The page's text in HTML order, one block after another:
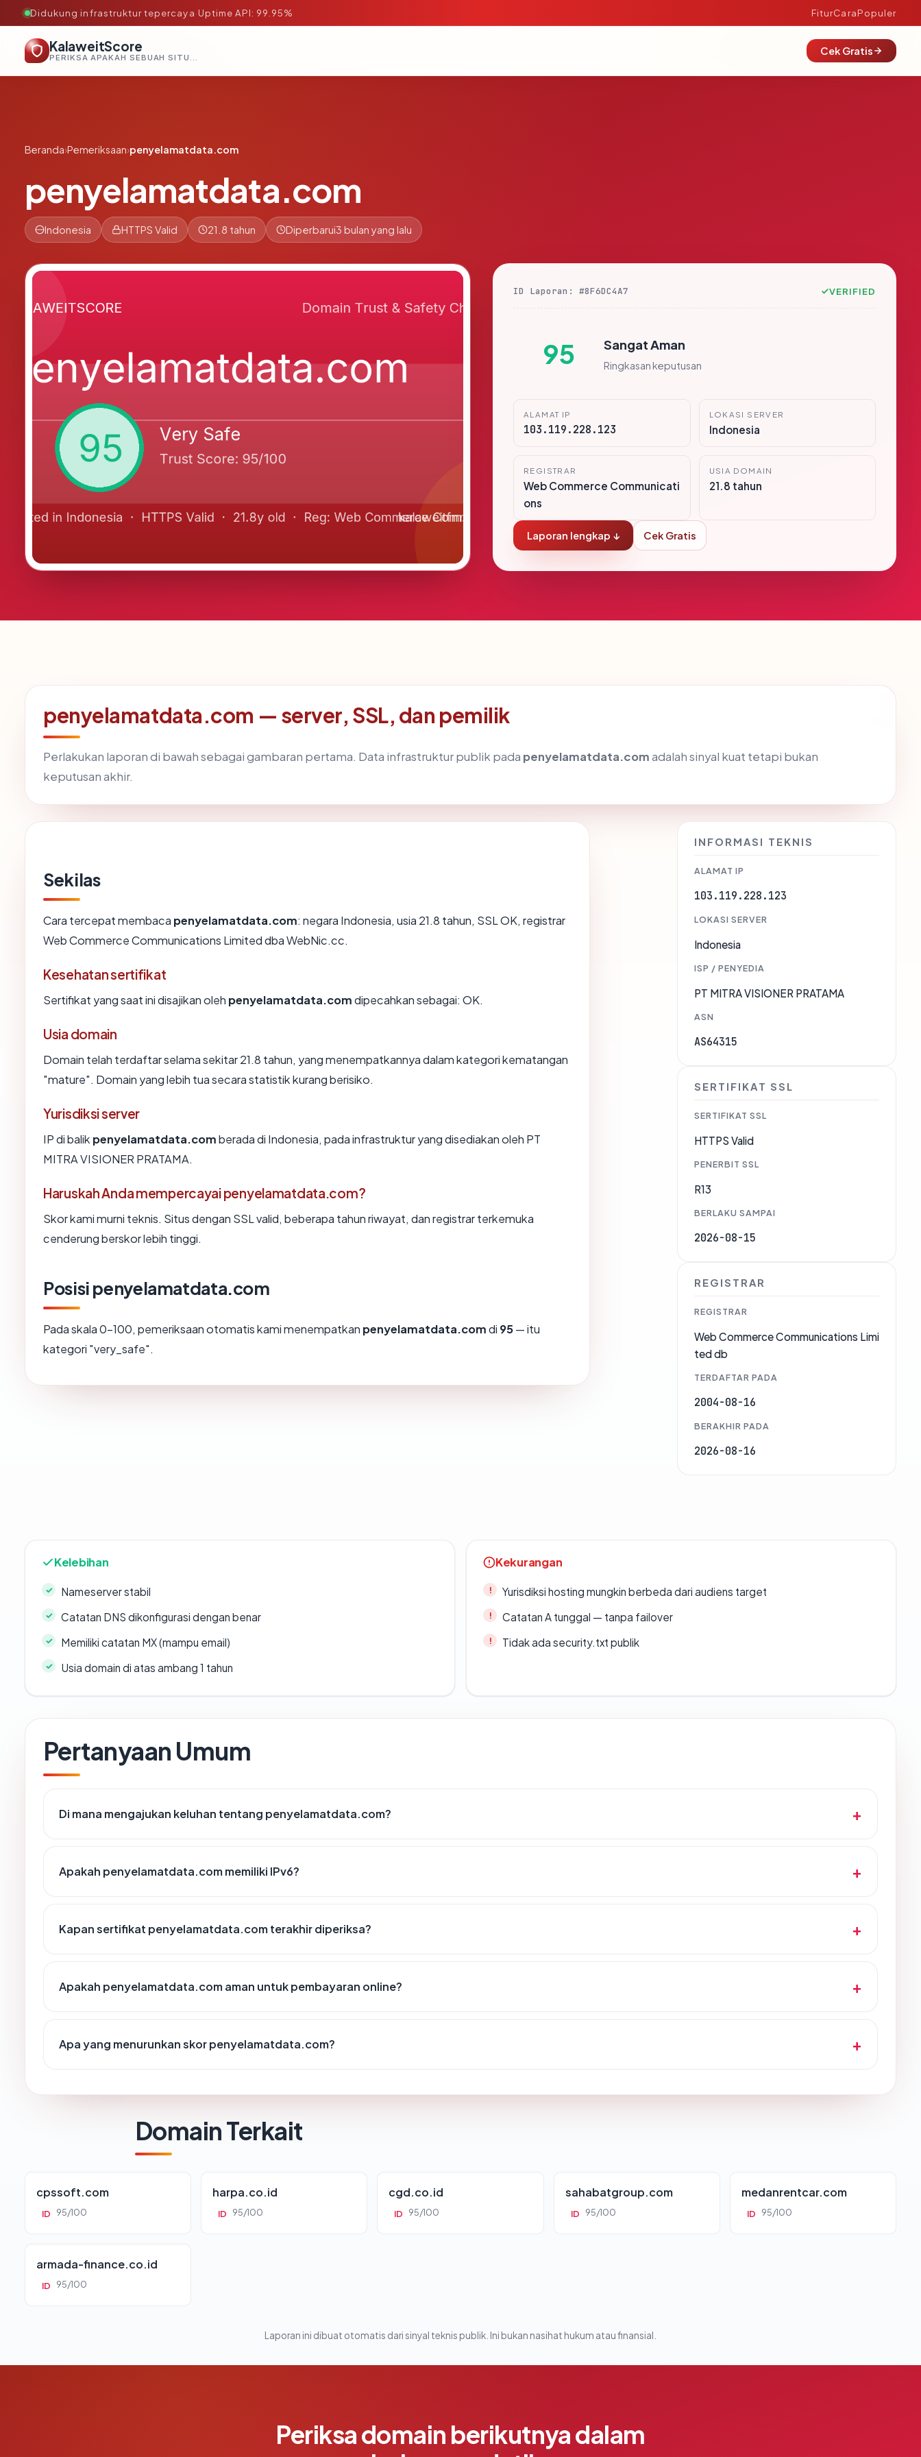
Didukung infrastruktur tepercaya·Uptime API: 99.95% FiturCaraPopuler
KalaweitScore
PERIKSA APAKAH SEBUAH SITUS AMAN, TEPERCAYA, DAN TERVERIFIKASI DALAM HITUNGAN DETIK.
Cek Gratis
Beranda›Pemeriksaan›penyelamatdata.com
penyelamatdata.com
Indonesia HTTPS Valid 21.8 tahun Diperbarui3 bulan yang lalu
ID Laporan: #8F6DC4A7 VERIFIED
95 Sangat Aman
Ringkasan keputusan
ALAMAT IP
103.119.228.123
LOKASI SERVER
Indonesia
REGISTRAR
Web Commerce Communicati
ons
USIA DOMAIN
21.8 tahun
Laporan lengkap ↓ Cek Gratis
penyelamatdata.com — server, SSL, dan pemilik
Perlakukan laporan di bawah sebagai gambaran pertama. Data infrastruktur publik pada penyelamatdata.comadalah sinyal kuat tetapi bukan
keputusan akhir.
Sekilas
Cara tercepat membaca penyelamatdata.com: negara Indonesia, usia 21.8 tahun, SSL OK, registrar
Web Commerce Communications Limited dba WebNic.cc.
Kesehatan sertifikat
Sertifikat yang saat ini disajikan oleh penyelamatdata.comdipecahkan sebagai: OK.
Usia domain
Domain telah terdaftar selama sekitar 21.8 tahun, yang menempatkannya dalam kategori kematangan
"mature". Domain yang lebih tua secara statistik kurang berisiko.
Yurisdiksi server
IP di balik penyelamatdata.comberada di Indonesia, pada infrastruktur yang disediakan oleh PT
MITRA VISIONER PRATAMA.
Haruskah Anda mempercayai penyelamatdata.com?
Skor kami murni teknis. Situs dengan SSL valid, beberapa tahun riwayat, dan registrar terkemuka
cenderung berskor lebih tinggi.
Posisi penyelamatdata.com
Pada skala 0-100, pemeriksaan otomatis kami menempatkan penyelamatdata.comdi 95— itu
kategori "very_safe".
INFORMASI TEKNIS
ALAMAT IP
103.119.228.123
LOKASI SERVER
Indonesia
ISP / PENYEDIA
PT MITRA VISIONER PRATAMA
ASN
AS64315
SERTIFIKAT SSL
SERTIFIKAT SSL
HTTPS Valid
PENERBIT SSL
R13
BERLAKU SAMPAI
2026-08-15
REGISTRAR
REGISTRAR
Web Commerce Communications Limi
ted db
TERDAFTAR PADA
2004-08-16
BERAKHIR PADA
2026-08-16
Kelebihan
Nameserver stabil
Catatan DNS dikonfigurasi dengan benar
Memiliki catatan MX (mampu email)
Usia domain di atas ambang 1 tahun
Kekurangan
Yurisdiksi hosting mungkin berbeda dari audiens target
Catatan A tunggal — tanpa failover
Tidak ada security.txt publik
Pertanyaan Umum
Di mana mengajukan keluhan tentang penyelamatdata.com?
Apakah penyelamatdata.com memiliki IPv6?
Kapan sertifikat penyelamatdata.com terakhir diperiksa?
Apakah penyelamatdata.com aman untuk pembayaran online?
Apa yang menurunkan skor penyelamatdata.com?
Domain Terkait
cpssoft.com
ID 95/100
harpa.co.id
ID 95/100
cgd.co.id
ID 95/100
sahabatgroup.com
ID 95/100
medanrentcar.com
ID 95/100
armada-finance.co.id
ID 95/100
Laporan ini dibuat otomatis dari sinyal teknis publik. Ini bukan nasihat hukum atau finansial.
Periksa domain berikutnya dalam